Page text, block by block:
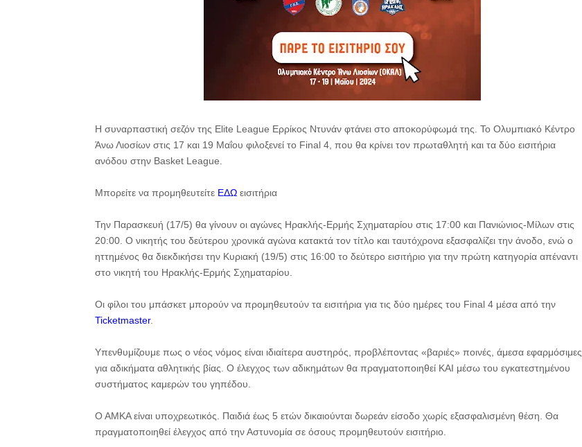
Η συναρπαστική σεζόν της Elite League Ερρίκος Ντυνάν φτάνει στο αποκορύφωμά της. Το Ολυμπιακό Κέντρο
Άνω Λιοσίων στις 17 και 19 Μαΐου φιλοξενεί το Final 4, που θα κρίνει τον πρωταθλητή και τα δύο εισιτήρια
ανόδου στην Basket League.
Μπορείτε να προμηθευτείτε ΕΔΩ εισιτήρια
Την Παρασκευή (17/5) θα γίνουν οι αγώνες Ηρακλής-Ερμής Σχηματαρίου στις 17:00 και Πανιώνιος-Μίλων στις
20:00. Ο νικητής του δεύτερου χρονικά αγώνα κατακτά τον τίτλο και ταυτόχρονα εξασφαλίζει την άνοδο, ενώ ο
ηττημένος θα διεκδικήσει την Κυριακή (19/5) στις 16:00 το δεύτερο εισιτήριο για την πρώτη κατηγορία απέναντι
στο νικητή του Ηρακλής-Ερμής Σχηματαρίου.
Οι φίλοι του μπάσκετ μπορούν να προμηθευτούν τα εισιτήρια για τις δύο ημέρες του Final 4 μέσα από την
Ticketmaster.
Υπενθυμίζουμε πως ο νέος νόμος είναι ιδιαίτερα αυστηρός, προβλέποντας «βαριές» ποινές, άμεσα εφαρμόσιμες
για αδικήματα αθλητικής βίας. Ο έλεγχος των αδικημάτων θα πραγματοποιηθεί ΚΑΙ μέσω του εγκατεστημένου
συστήματος καμερών του γηπέδου.
Ο ΑΜΚΑ είναι υποχρεωτικός. Παιδιά έως 5 ετών δικαιούνται δωρεάν είσοδο χωρίς εξασφαλισμένη θέση. Θα
πραγματοποιηθεί έλεγχος από την Αστυνομία σε όσους προμηθευτούν εισιτήριο.